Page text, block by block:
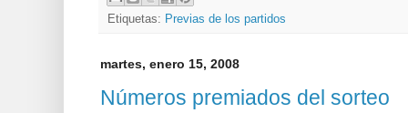
Etiquetas: Previas de los partidos
martes, enero 15, 2008
Números premiados del sorteo